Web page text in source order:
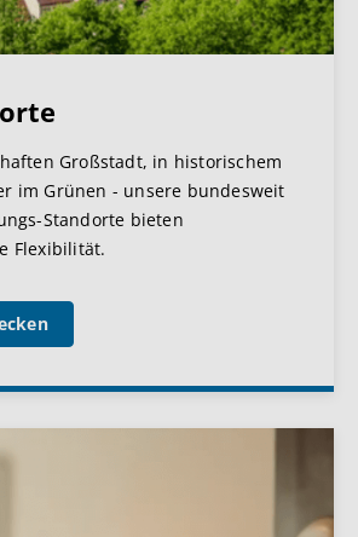
Großstadt, in historischem
im Grünen - unsere bundesweit
Standorte bieten
Flexibilität.